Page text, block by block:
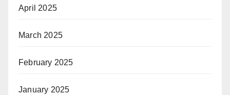
April 2025
March 2025
February 2025
January 2025